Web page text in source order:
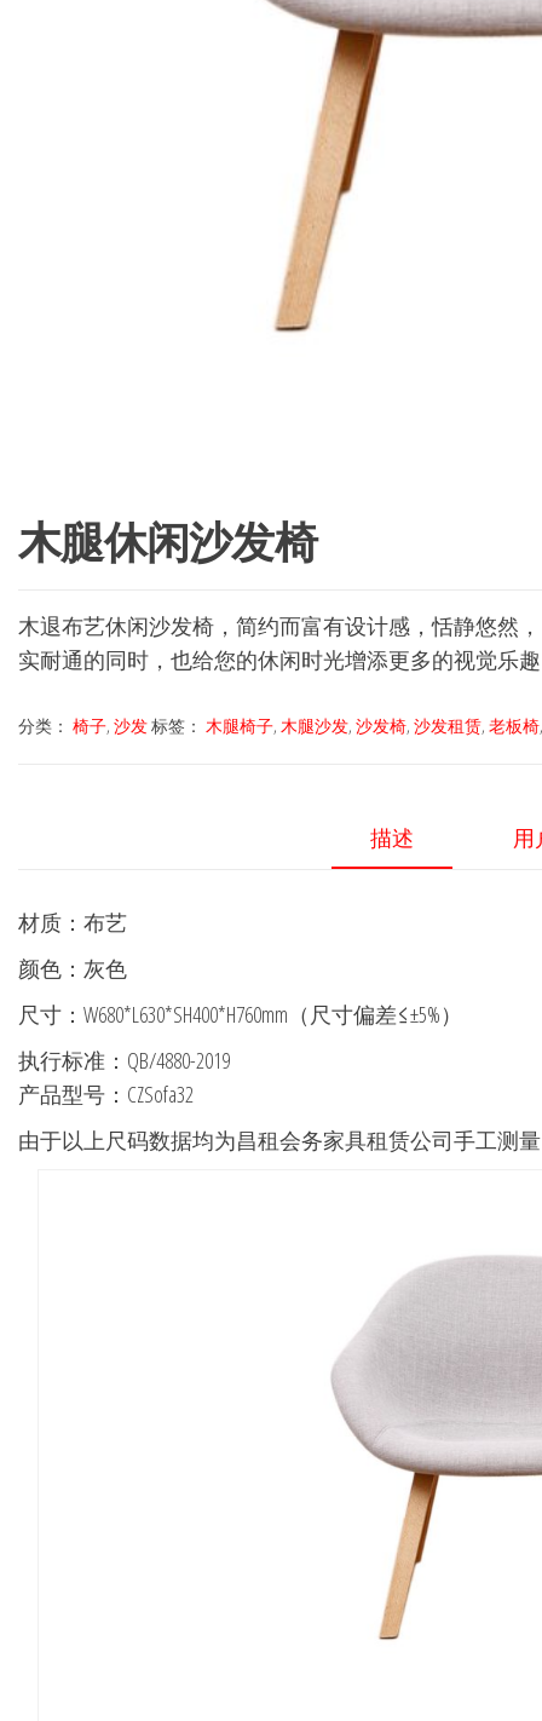
木腿休闲沙发椅
木退布艺休闲沙发椅，简约而富有设计感，恬静悠然
实耐通的同时，也给您的休闲时光增添更多的视觉乐
分类： 椅子, 沙发标签： 木腿椅子, 木腿沙发, 沙发椅, 沙发租赁, 老板椅
描述 用
材质：布艺
颜色：灰色
尺寸：W680*L630*SH400*H760mm（尺寸偏差≤±5%）
执行标准：QB/4880-2019
产品型号：CZSofa32
由于以上尺码数据均为昌租会务家具租赁公司手工测